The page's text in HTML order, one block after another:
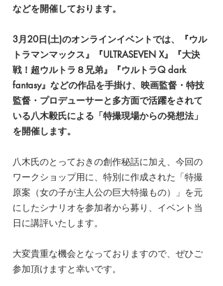
などを開催しております。
3月20日(土)のオンラインイベントでは、『ウル
トラマンマックス』『ULTRASEVEN X』『大決
戦！超ウルトラ８兄弟』『ウルトラQ dark
fantasy』などの作品を手掛け、映画監督・特技
監督・プロデューサーと多方面で活躍をされて
いる八木毅氏による「特撮現場からの発想法」
を開催します。
八木氏のとっておきの創作秘話に加え、今回の
ワークショップ用に、特別に作成された「特撮
原案（女の子が主人公の巨大特撮もの）」を元
にしたシナリオを参加者から募り、イベント当
日に講評いたします。
大変貴重な機会となっておりますので、ぜひご
参加頂けますと幸いです。